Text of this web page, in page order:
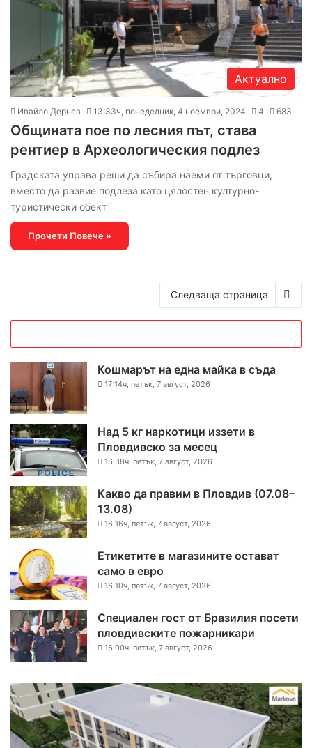
Актуално
Ивайло Дернев 13:33ч, понеделник, 4 ноември, 2024 4 683
Общината пое по лесния път, става
рентиер в Археологическия подлез
Градската управа реши да събира наеми от търговци,
вместо да развие подлеза като цялостен културно-
туристически обект
Прочети Повече »
Следваща страница
Кошмарът на една майка в съда
17:14ч, петък, 7 август, 2026
Над 5 кг наркотици иззети в
Пловдивско за месец
16:38ч, петък, 7 август, 2026
Какво да правим в Пловдив (07.08–
13.08)
16:16ч, петък, 7 август, 2026
Етикетите в магазините остават
само в евро
16:10ч, петък, 7 август, 2026
Специален гост от Бразилия посети
пловдивските пожарникари
16:00ч, петък, 7 август, 2026